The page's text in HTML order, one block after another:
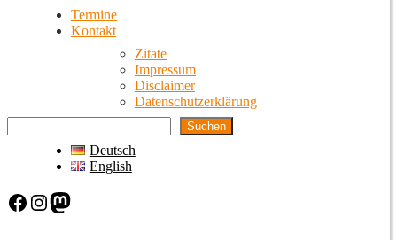
Termine
Kontakt
Zitate
Impressum
Disclaimer
Datenschutzerklärung
Suchen
Deutsch
English
Facebook Instagram Mastodon